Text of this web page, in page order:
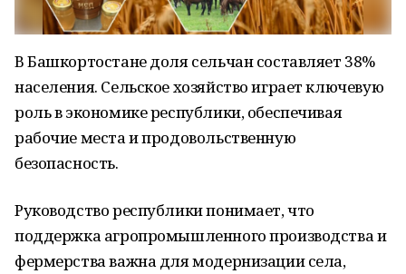
В Башкортостане доля сельчан составляет 38%
населения. Сельское хозяйство играет ключевую
роль в экономике республики, обеспечивая
рабочие места и продовольственную
безопасность.
Руководство республики понимает, что
поддержка агропромышленного производства и
фермерства важна для модернизации села,